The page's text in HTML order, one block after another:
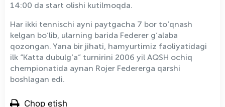
14:00 da start olishi kutilmoqda.
Har ikki tennischi ayni paytgacha 7 bor to‘qnash
kelgan bo‘lib, ularning barida Federer g‘alaba
qozongan. Yana bir jihati, hamyurtimiz faoliyatidagi
ilk “Katta dubulg‘a” turnirini 2006 yil AQSH ochiq
chempionatida aynan Rojer Federerga qarshi
boshlagan edi.
Chop etish